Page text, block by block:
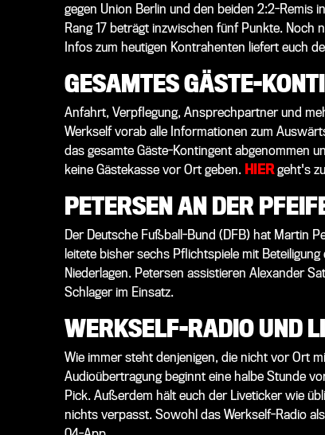
gegen Union Berlin und den beiden 2:2-Remis
Rang 17 beträgt inzwischen fünf Punkte. Noch
Infos zum heutigen Kontrahenten liefert euch
GESAMTES GÄSTE-
Anfahrt, Verpflegung, Ansprechpartner und
Werkself vorab alle Informationen zum
das gesamte Gäste-Kontingent abgenommen
keine Gästekasse vor Ort geben. HIERgeht's
PETERSEN AN DER
Der Deutsche Fußball-Bund (DFB) hat Martin
leitete bisher sechs Pflichtspiele mit
Niederlagen. Petersen assistieren Alexander
Schlager im Einsatz.
WERKSELF-RADIO UND
Wie immer steht denjenigen, die nicht vor Ort
Audioübertragung beginnt eine halbe Stunde
Pick. Außerdem hält euch der Liveticker wie
nichts verpasst. Sowohl das Werkself-Radio